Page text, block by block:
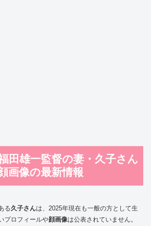
田雄一監督の妻・久子さん
画像の最新情報
る久子さんは、2025年現在も一般の方として生
プロフィールや顔画像は公表されていません。